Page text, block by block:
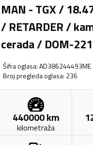
MAN - TGX /
/ RETARDER /
cerada / DOM-
Šifra oglasa:AD386244493ME
Broj pregleda oglasa: 236
440000km
kilometraža